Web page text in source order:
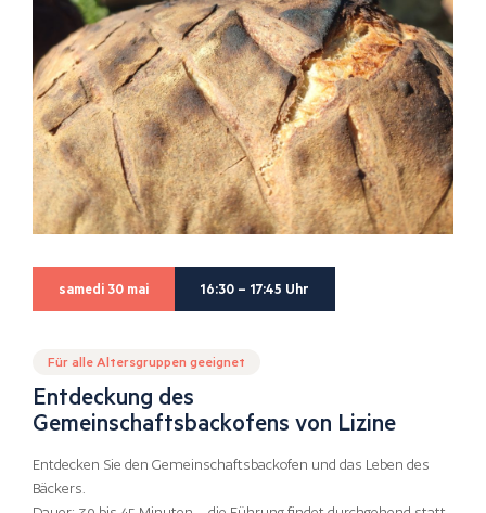
samedi 30 mai 16:30 – 17:45 Uhr
Für alle Altersgruppen geeignet
Entdeckung des
Gemeinschaftsbackofens von Lizine
Entdecken Sie den Gemeinschaftsbackofen und das Leben des
Bäckers.